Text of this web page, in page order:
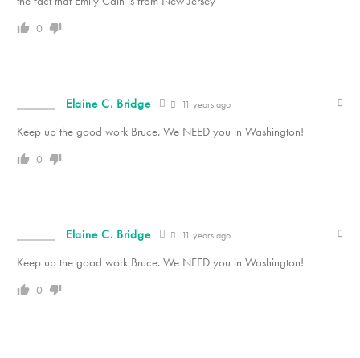
0
Elaine C. Bridge 11 years ago
Keep up the good work Bruce. We NEED you in Washington!
0
Elaine C. Bridge 11 years ago
Keep up the good work Bruce. We NEED you in Washington!
0